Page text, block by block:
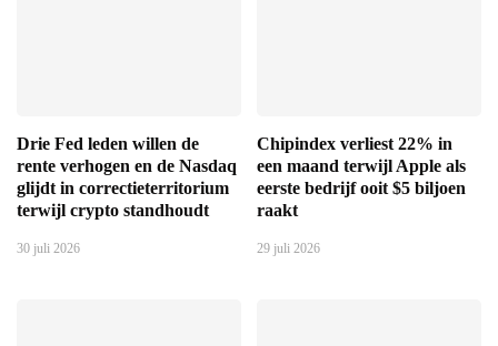
Drie Fed leden willen de
rente verhogen en de Nasdaq
glijdt in correctieterritorium
terwijl crypto standhoudt
30 juli 2026
Chipindex verliest 22% in
een maand terwijl Apple als
eerste bedrijf ooit $5 biljoen
raakt
29 juli 2026